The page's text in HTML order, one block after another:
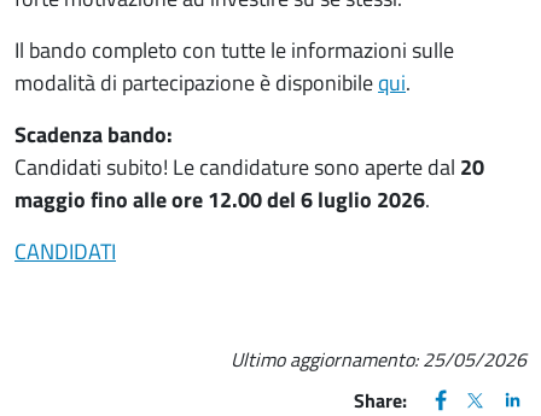
Il bando completo con tutte le informazioni sulle
modalità di partecipazione è disponibilequi.
Scadenza bando:
Candidati subito! Le candidature sono aperte dal 20
maggio fino alle ore 12.00 del 6 luglio 2026.
CANDIDATI
Ultimo aggiornamento:25/05/2026
Share:
FACEBOOK
(apre una
X
(apre